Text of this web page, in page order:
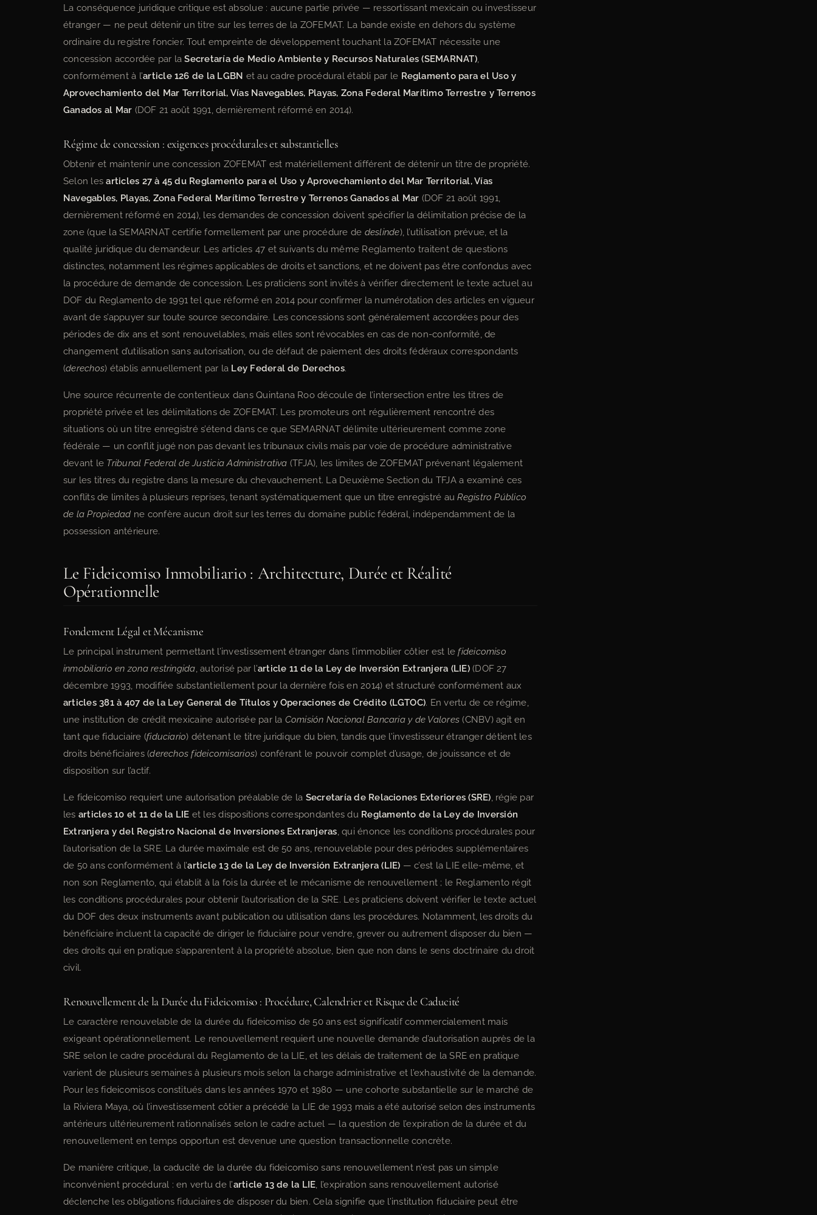
La conséquence juridique critique est absolue : aucune partie privée — ressortissant mexicain ou investisseur
étranger — ne peut détenir un titre sur les terres de la ZOFEMAT. La bande existe en dehors du système
ordinaire du registre foncier. Tout empreinte de développement touchant la ZOFEMAT nécessite une
concession accordée par laSecretaría de Medio Ambiente y Recursos Naturales (SEMARNAT),
conformément à l’article 126 de la LGBN et au cadre procédural établi par le Reglamento para el Uso y
Aprovechamiento del Mar Territorial, Vías Navegables, Playas, Zona Federal Marítimo Terrestre y Terrenos
Ganados al Mar (DOF 21 août 1991, dernièrement réformé en 2014).
Régime de concession : exigences procédurales et substantielles
Obtenir et maintenir une concession ZOFEMAT est matériellement différent de détenir un titre de propriété.
Selon lesarticles 27 à 45 du Reglamento para el Uso y Aprovechamiento del Mar Territorial, Vías
Navegables, Playas, Zona Federal Marítimo Terrestre y Terrenos Ganados al Mar (DOF 21 août 1991,
dernièrement réformé en 2014), les demandes de concession doivent spécifier la délimitation précise de la
zone (que la SEMARNAT certifie formellement par une procédure de deslinde), l’utilisation prévue, et la
qualité juridique du demandeur. Les articles 47 et suivants du même Reglamento traitent de questions
distinctes, notamment les régimes applicables de droits et sanctions, et ne doivent pas être confondus avec
la procédure de demande de concession. Les praticiens sont invités à vérifier directement le texte actuel au
DOF du Reglamento de 1991 tel que réformé en 2014 pour confirmer la numérotation des articles en vigueur
avant de s’appuyer sur toute source secondaire. Les concessions sont généralement accordées pour des
périodes de dix ans et sont renouvelables, mais elles sont révocables en cas de non-conformité, de
changement d’utilisation sans autorisation, ou de défaut de paiement des droits fédéraux correspondants
(derechos) établis annuellement par la Ley Federal de Derechos.
Une source récurrente de contentieux dans Quintana Roo découle de l’intersection entre les titres de
propriété privée et les délimitations de ZOFEMAT. Les promoteurs ont régulièrement rencontré des
situations où un titre enregistré s’étend dans ce que SEMARNAT délimite ultérieurement comme zone
fédérale — un conflit jugé non pas devant les tribunaux civils mais par voie de procédure administrative
devant le Tribunal Federal de Justicia Administrativa (TFJA), les limites de ZOFEMAT prévenant légalement
sur les titres du registre dans la mesure du chevauchement. La Deuxième Section du TFJA a examiné ces
conflits de limites à plusieurs reprises, tenant systématiquement que un titre enregistré auRegistro Público
de la Propiedad ne confère aucun droit sur les terres du domaine public fédéral, indépendamment de la
possession antérieure.
Le Fideicomiso Inmobiliario : Architecture, Durée et Réalité
Opérationnelle
Fondement Légal et Mécanisme
Le principal instrument permettant l’investissement étranger dans l’immobilier côtier est lefideicomiso
inmobiliario en zona restringida, autorisé par l’article 11 de la Ley de Inversión Extranjera (LIE)(DOF 27
décembre 1993, modifiée substantiellement pour la dernière fois en 2014) et structuré conformément aux
articles 381 à 407 de la Ley General de Títulos y Operaciones de Crédito (LGTOC). En vertu de ce régime,
une institution de crédit mexicaine autorisée par la Comisión Nacional Bancaria y de Valores (CNBV) agit en
tant que fiduciaire (fiduciario) détenant le titre juridique du bien, tandis que l’investisseur étranger détient les
droits bénéficiaires (derechos fideicomisarios) conférant le pouvoir complet d’usage, de jouissance et de
disposition sur l’actif.
Le fideicomiso requiert une autorisation préalable de la Secretaría de Relaciones Exteriores (SRE), régie par
les articles 10 et 11 de la LIE et les dispositions correspondantes du Reglamento de la Ley de Inversión
Extranjera y del Registro Nacional de Inversiones Extranjeras, qui énonce les conditions procédurales pour
l’autorisation de la SRE. La durée maximale est de 50 ans, renouvelable pour des périodes supplémentaires
de 50 ans conformément à l’article 13 de la Ley de Inversión Extranjera (LIE) — c’est la LIE elle-même, et
non son Reglamento, qui établit à la fois la durée et le mécanisme de renouvellement ; le Reglamento régit
les conditions procédurales pour obtenir l’autorisation de la SRE. Les praticiens doivent vérifier le texte actuel
du DOF des deux instruments avant publication ou utilisation dans les procédures. Notamment, les droits du
bénéficiaire incluent la capacité de diriger le fiduciaire pour vendre, grever ou autrement disposer du bien —
des droits qui en pratique s’apparentent à la propriété absolue, bien que non dans le sens doctrinaire du droit
civil.
Renouvellement de la Durée du Fideicomiso : Procédure, Calendrier et Risque de Caducité
Le caractère renouvelable de la durée du fideicomiso de 50 ans est significatif commercialement mais
exigeant opérationnellement. Le renouvellement requiert une nouvelle demande d’autorisation auprès de la
SRE selon le cadre procédural du Reglamento de la LIE, et les délais de traitement de la SRE en pratique
varient de plusieurs semaines à plusieurs mois selon la charge administrative et l’exhaustivité de la demande.
Pour les fideicomisos constitués dans les années 1970 et 1980 — une cohorte substantielle sur le marché de
la Riviera Maya, où l’investissement côtier a précédé la LIE de 1993 mais a été autorisé selon des instruments
antérieurs ultérieurement rationnalisés selon le cadre actuel — la question de l’expiration de la durée et du
renouvellement en temps opportun est devenue une question transactionnelle concrète.
De manière critique, la caducité de la durée du fideicomiso sans renouvellement n’est pas un simple
inconvénient procédural : en vertu de l’article 13 de la LIE, l’expiration sans renouvellement autorisé
déclenche les obligations fiduciaires de disposer du bien. Cela signifie que l’institution fiduciaire peut être